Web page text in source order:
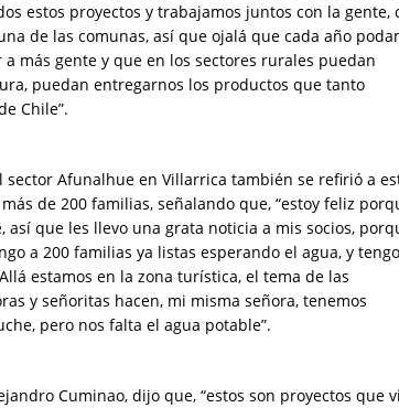
estos proyectos y trabajamos juntos con la gente,
de las comunas, así que ojalá que cada año
más gente y que en los sectores rurales puedan
puedan entregarnos los productos que tanto
Chile”.
sector Afunalhue en Villarrica también se refirió a
de 200 familias, señalando que, “estoy feliz
así que les llevo una grata noticia a mis socios,
a 200 familias ya listas esperando el agua, y
estamos en la zona turística, el tema de las
y señoritas hacen, mi misma señora, tenemos
pero nos falta el agua potable”.
Cuminao, dijo que, “estos son proyectos que